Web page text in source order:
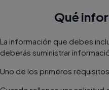
Qué
La información que debes
deberás suministrar
Uno de los primeros